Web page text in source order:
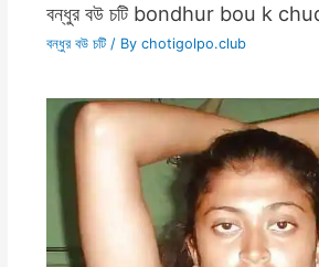
বন্ধুর বউ চটি bondhur bou k
বন্ধুর বউ চটি/ By chotigolpo.club